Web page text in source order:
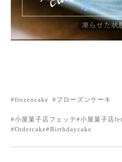
#frozencake #フローズンケーキ
#小屋菓子店フェッテ#小屋菓子店
#Ordercake#Birthdaycake